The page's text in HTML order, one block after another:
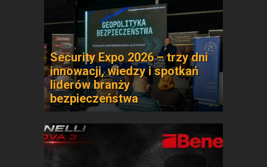
Security Expo 2026 – trzy dni
innowacji, wiedzy i spotkań
liderów branży
bezpieczeństwa